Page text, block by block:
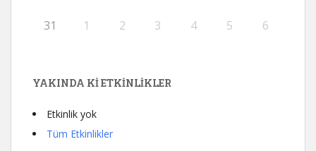
31 1 2 3 4 5 6
YAKINDA KI ETKINLIKLER
Etkinlik yok
Tüm Etkinlikler